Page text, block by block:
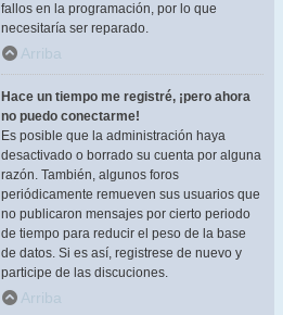
fallos en la programación, por lo que
necesitaría ser reparado.
Arriba
Hace un tiempo me registré, ¡pero ahora
no puedo conectarme!
Es posible que la administración haya
desactivado o borrado su cuenta por alguna
razón. También, algunos foros
periódicamente remueven sus usuarios que
no publicaron mensajes por cierto periodo
de tiempo para reducir el peso de la base
de datos. Si es así, registrese de nuevo y
participe de las discuciones.
Arriba